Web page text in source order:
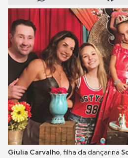
Giulia Carvalho, filha da dançarina